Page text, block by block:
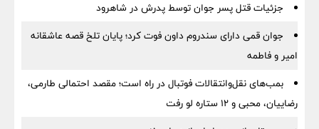
جزئیات قتل پسر جوان توسط پدرش در شاهرود
جوان قمی دارای سندروم داون فوت کرد؛ پایان تلخ قصه عاشقانه
امیر و فاطمه
بمب‌های نقل‌وانتقالات فوتبال در راه است؛ مقصد احتمالی طارمی،
رضاییان، محبی و ۱۲ ستاره لو رفت